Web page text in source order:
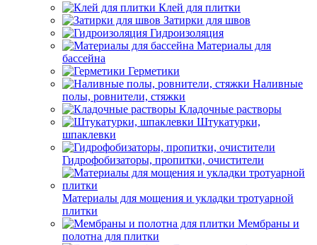
Клей для плитки
Затирки для швов
Гидроизоляция
Материалы для
бассейна
Герметики
Наливные
полы, ровнители, стяжки
Кладочные растворы
Штукатурки,
шпаклевки
Гидрофобизаторы, пропитки, очистители
Материалы для мощения и укладки тротуарной
плитки
Мембраны и
полотна для плитки